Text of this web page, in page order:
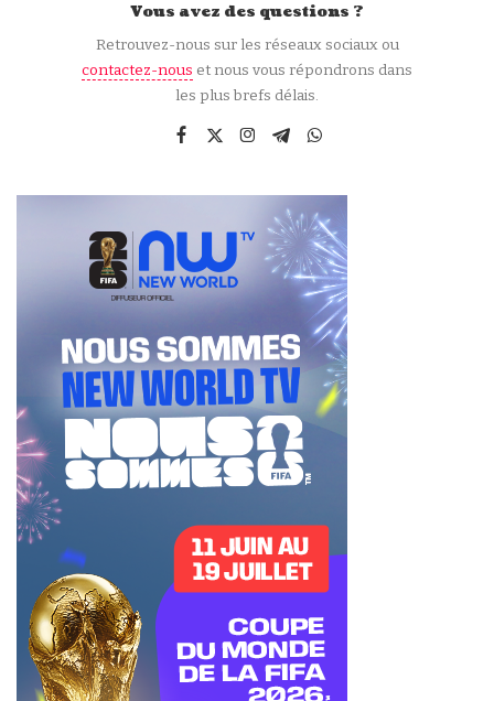
Vous avez des questions ?
Retrouvez-nous sur les réseaux sociaux ou
contactez-nous et nous vous répondrons dans
les plus brefs délais.